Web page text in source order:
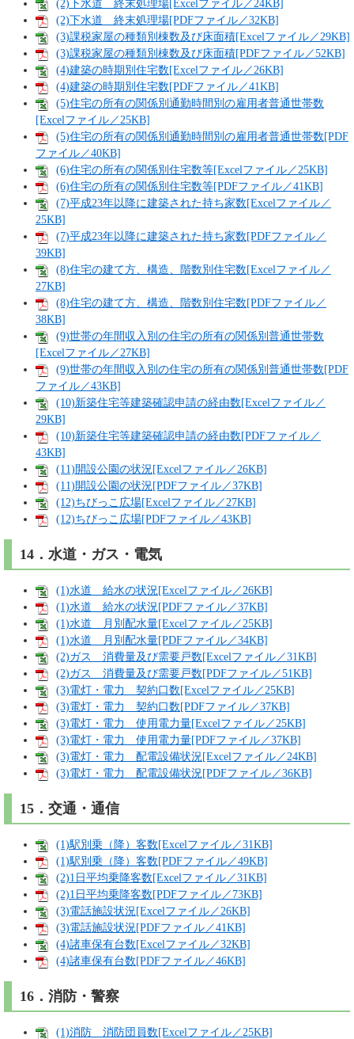
(2)下水道 終末処理場[Excelファイル／24KB]
(2)下水道 終末処理場[PDFファイル／32KB]
(3)課税家屋の種類別棟数及び床面積[Excelファイル／29KB]
(3)課税家屋の種類別棟数及び床面積[PDFファイル／52KB]
(4)建築の時期別住宅数[Excelファイル／26KB]
(4)建築の時期別住宅数[PDFファイル／41KB]
(5)住宅の所有の関係別通勤時間別の雇用者普通世帯数
[Excelファイル／25KB]
(5)住宅の所有の関係別通勤時間別の雇用者普通世帯数[PDF
ファイル／40KB]
(6)住宅の所有の関係別住宅数等[Excelファイル／25KB]
(6)住宅の所有の関係別住宅数等[PDFファイル／41KB]
(7)平成23年以降に建築された持ち家数[Excelファイル／
25KB]
(7)平成23年以降に建築された持ち家数[PDFファイル／
39KB]
(8)住宅の建て方、構造、階数別住宅数[Excelファイル／
27KB]
(8)住宅の建て方、構造、階数別住宅数[PDFファイル／
38KB]
(9)世帯の年間収入別の住宅の所有の関係別普通世帯数
[Excelファイル／27KB]
(9)世帯の年間収入別の住宅の所有の関係別普通世帯数[PDF
ファイル／43KB]
(10)新築住宅等建築確認申請の経由数[Excelファイル／
29KB]
(10)新築住宅等建築確認申請の経由数[PDFファイル／
43KB]
(11)開設公園の状況[Excelファイル／26KB]
(11)開設公園の状況[PDFファイル／37KB]
(12)ちびっこ広場[Excelファイル／27KB]
(12)ちびっこ広場[PDFファイル／43KB]
14．水道・ガス・電気
(1)水道 給水の状況[Excelファイル／26KB]
(1)水道 給水の状況[PDFファイル／37KB]
(1)水道 月別配水量[Excelファイル／25KB]
(1)水道 月別配水量[PDFファイル／34KB]
(2)ガス 消費量及び需要戸数[Excelファイル／31KB]
(2)ガス 消費量及び需要戸数[PDFファイル／51KB]
(3)電灯・電力 契約口数[Excelファイル／25KB]
(3)電灯・電力 契約口数[PDFファイル／37KB]
(3)電灯・電力 使用電力量[Excelファイル／25KB]
(3)電灯・電力 使用電力量[PDFファイル／37KB]
(3)電灯・電力 配電設備状況[Excelファイル／24KB]
(3)電灯・電力 配電設備状況[PDFファイル／36KB]
15．交通・通信
(1)駅別乗（降）客数[Excelファイル／31KB]
(1)駅別乗（降）客数[PDFファイル／49KB]
(2)1日平均乗降客数[Excelファイル／31KB]
(2)1日平均乗降客数[PDFファイル／73KB]
(3)電話施設状況[Excelファイル／26KB]
(3)電話施設状況[PDFファイル／41KB]
(4)諸車保有台数[Excelファイル／32KB]
(4)諸車保有台数[PDFファイル／46KB]
16．消防・警察
(1)消防 消防団員数[Excelファイル／25KB]